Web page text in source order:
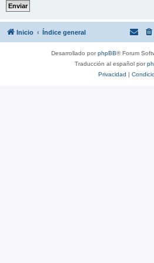
Inicio Índice general
Desarrollado porphpBB® Forum
Traducción al español por
Privacidad |